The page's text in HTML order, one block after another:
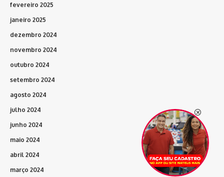
fevereiro 2025
janeiro 2025
dezembro 2024
novembro 2024
outubro 2024
setembro 2024
agosto 2024
julho 2024
junho 2024
maio 2024
abril 2024
março 2024